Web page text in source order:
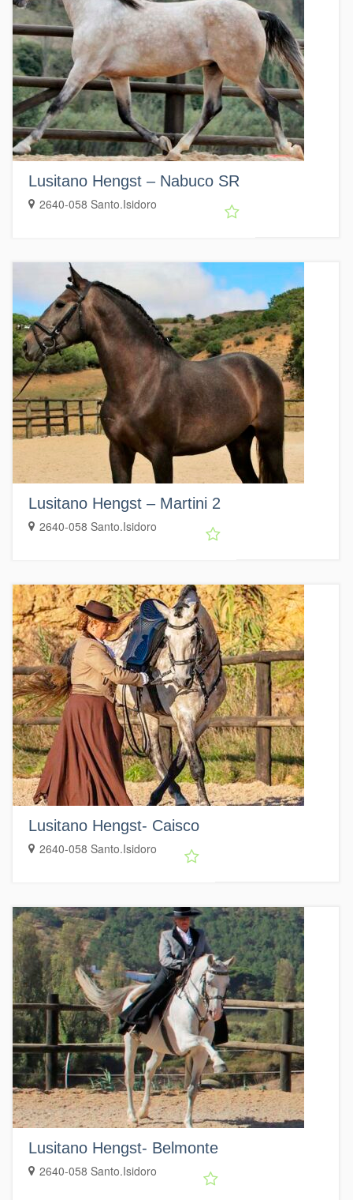
Lusitano Hengst – Nabuco SR
2640-058 Santo.Isidoro
Lusitano Hengst – Martini 2
2640-058 Santo.Isidoro
Lusitano Hengst- Caisco
2640-058 Santo.Isidoro
Lusitano Hengst- Belmonte
2640-058 Santo.Isidoro